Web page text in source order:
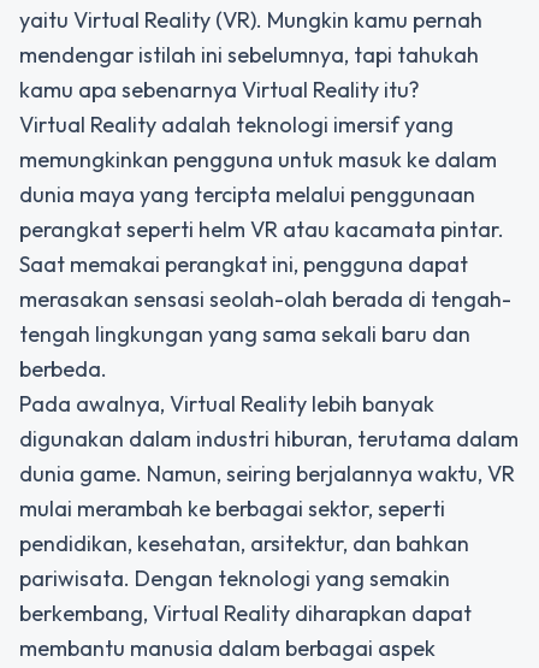
yaitu Virtual Reality (VR). Mungkin kamu pernah
mendengar istilah ini sebelumnya, tapi tahukah
kamu apa sebenarnya Virtual Reality itu?
Virtual Reality adalah teknologi imersif yang
memungkinkan pengguna untuk masuk ke dalam
dunia maya yang tercipta melalui penggunaan
perangkat seperti helm VR atau kacamata pintar.
Saat memakai perangkat ini, pengguna dapat
merasakan sensasi seolah-olah berada di tengah-
tengah lingkungan yang sama sekali baru dan
berbeda.
Pada awalnya, Virtual Reality lebih banyak
digunakan dalam industri hiburan, terutama dalam
dunia game. Namun, seiring berjalannya waktu, VR
mulai merambah ke berbagai sektor, seperti
pendidikan, kesehatan, arsitektur, dan bahkan
pariwisata. Dengan teknologi yang semakin
berkembang, Virtual Reality diharapkan dapat
membantu manusia dalam berbagai aspek